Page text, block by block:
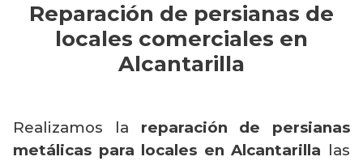
Reparación de persianas de
locales comerciales en
Alcantarilla
Realizamos la reparación de persianas
metálicas para locales en Alcantarilla las